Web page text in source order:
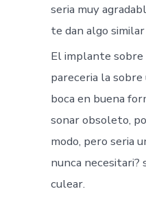
seri­a muy
te dan algo
El implante sobre
pareceria la
boca en buena
sonar obsoleto,
modo, pero seri­a
nunca necesitari?
culear.